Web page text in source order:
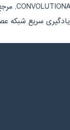
,
یادگیری سریع شبکه